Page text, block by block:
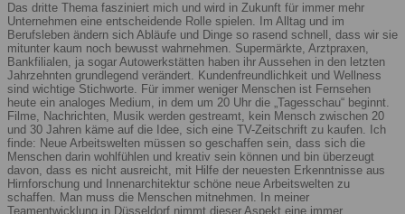
Das dritte Thema fasziniert mich und wird in Zukunft für immer mehr
Unternehmen eine entscheidende Rolle spielen. Im Alltag und im
Berufsleben ändern sich Abläufe und Dinge so rasend schnell, dass wir sie
mitunter kaum noch bewusst wahrnehmen. Supermärkte, Arztpraxen,
Bankfilialen, ja sogar Autowerkstätten haben ihr Aussehen in den letzten
Jahrzehnten grundlegend verändert. Kundenfreundlichkeit und Wellness
sind wichtige Stichworte. Für immer weniger Menschen ist Fernsehen
heute ein analoges Medium, in dem um 20 Uhr die „Tagesschau“ beginnt.
Filme, Nachrichten, Musik werden gestreamt, kein Mensch zwischen 20
und 30 Jahren käme auf die Idee, sich eine TV-Zeitschrift zu kaufen. Ich
finde: Neue Arbeitswelten müssen so geschaffen sein, dass sich die
Menschen darin wohlfühlen und kreativ sein können und bin überzeugt
davon, dass es nicht ausreicht, mit Hilfe der neuesten Erkenntnisse aus
Hirnforschung und Innenarchitektur schöne neue Arbeitswelten zu
schaffen. Man muss die Menschen mitnehmen. In meiner
Teamentwicklung in Düsseldorf nimmt dieser Aspekt eine immer